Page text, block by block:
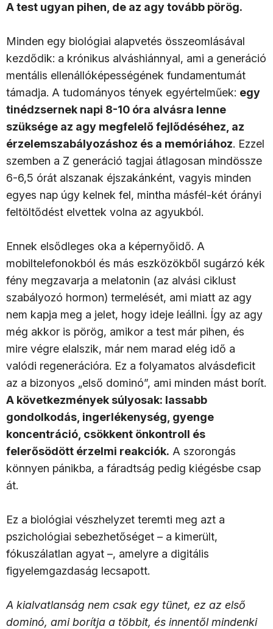
A test ugyan pihen, de az agy tovább pörög.
Minden egy biológiai alapvetés összeomlásával
kezdődik: a krónikus alváshiánnyal, ami a generáció
mentális ellenállóképességének fundamentumát
támadja. A tudományos tények egyértelműek: egy
tinédzsernek napi 8-10 óra alvásra lenne
szüksége az agy megfelelő fejlődéséhez, az
érzelemszabályozáshoz és a memóriához. Ezzel
szemben a Z generáció tagjai átlagosan mindössze
6-6,5 órát alszanak éjszakánként, vagyis minden
egyes nap úgy kelnek fel, mintha másfél-két órányi
feltöltődést elvettek volna az agyukból.
Ennek elsődleges oka a képernyőidő. A
mobiltelefonokból és más eszközökből sugárzó kék
fény megzavarja a melatonin (az alvási ciklust
szabályozó hormon) termelését, ami miatt az agy
nem kapja meg a jelet, hogy ideje leállni. Így az agy
még akkor is pörög, amikor a test már pihen, és
mire végre elalszik, már nem marad elég idő a
valódi regenerációra. Ez a folyamatos alvásdeficit
az a bizonyos „első dominó”, ami minden mást borít.
A következmények súlyosak: lassabb
gondolkodás, ingerlékenység, gyenge
koncentráció, csökkent önkontroll és
felerősödött érzelmi reakciók. A szorongás
könnyen pánikba, a fáradtság pedig kiégésbe csap
át.
Ez a biológiai vészhelyzet teremti meg azt a
pszichológiai sebezhetőséget – a kimerült,
fókuszálatlan agyat –, amelyre a digitális
figyelemgazdaság lecsapott.
A kialvatlanság nem csak egy tünet, ez az első
dominó, ami borítja a többit, és innentől mindenki